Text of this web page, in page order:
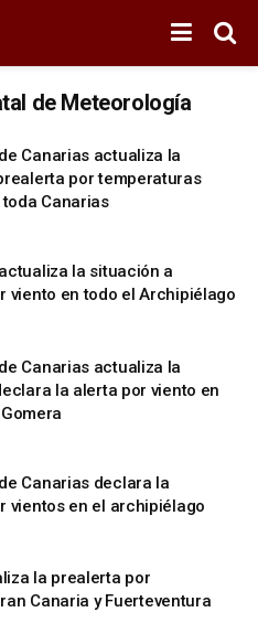
de Meteorología
Canarias actualiza la
por temperaturas
Canarias
la situación a
viento en todo el Archipiélago
Canarias actualiza la
la alerta por viento en
Canarias declara la
vientos en el archipiélago
la prealerta por
Canaria y Fuerteventura